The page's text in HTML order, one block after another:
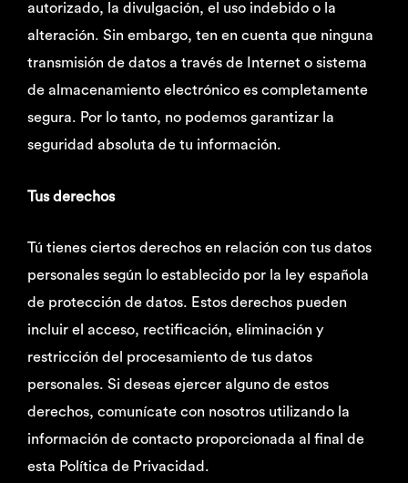
autorizado, la divulgación, el uso indebido o la
alteración. Sin embargo, ten en cuenta que ninguna
transmisión de datos a través de Internet o sistema
de almacenamiento electrónico es completamente
segura. Por lo tanto, no podemos garantizar la
seguridad absoluta de tu información.
Tus derechos
Tú tienes ciertos derechos en relación con tus datos
personales según lo establecido por la ley española
de protección de datos. Estos derechos pueden
incluir el acceso, rectificación, eliminación y
restricción del procesamiento de tus datos
personales. Si deseas ejercer alguno de estos
derechos, comunícate con nosotros utilizando la
información de contacto proporcionada al final de
esta Política de Privacidad.